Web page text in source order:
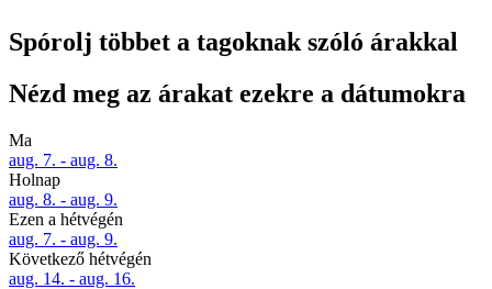
Spórolj többet a tagoknak szóló árakkal
Nézd meg az árakat ezekre a dátumokra
Ma
aug. 7. - aug. 8.
Holnap
aug. 8. - aug. 9.
Ezen a hétvégén
aug. 7. - aug. 9.
Következő hétvégén
aug. 14. - aug. 16.